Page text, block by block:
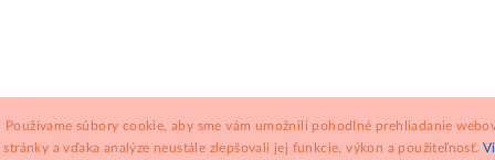
Používame súbory cookie, aby sme vám umožnili pohodlné prehliadanie
stránky a vďaka analýze neustále zlepšovali jej funkcie, výkon a použiteľnosť.